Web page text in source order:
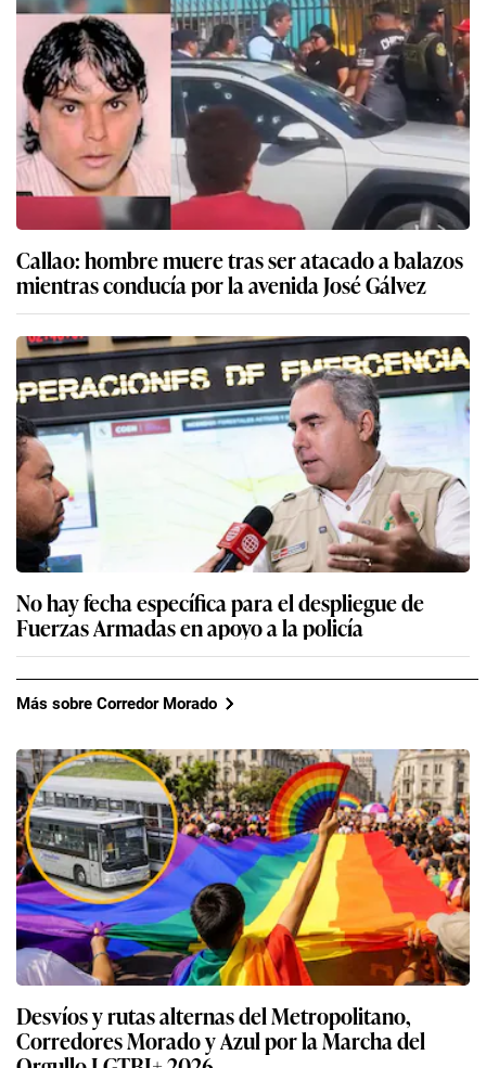
Callao: hombre muere tras ser atacado a balazos
mientras conducía por la avenida José Gálvez
No hay fecha específica para el despliegue de
Fuerzas Armadas en apoyo a la policía
Más sobre Corredor Morado
Desvíos y rutas alternas del Metropolitano,
Corredores Morado y Azul por la Marcha del